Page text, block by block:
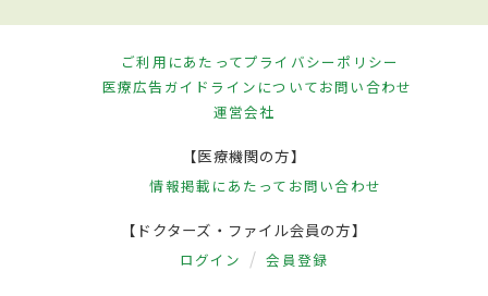
ご利用にあたってプライバシーポリシー
医療広告ガイドラインについてお問い合わせ
運営会社
【医療機関の方】
情報掲載にあたって お問い合わせ
【ドクターズ・ファイル会員の方】
ログイン 会員登録